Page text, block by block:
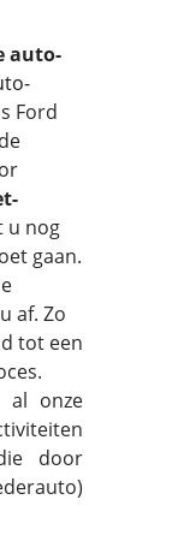
auto-
Ford
u nog
gaan.
af. Zo
tot een
al onze
door